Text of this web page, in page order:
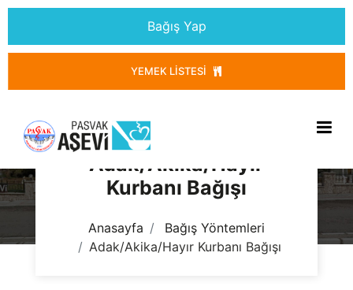
Bağış Yap
YEMEK LISTESI
Adak/Akika/Hayır
Kurbanı Bağışı
Anasayfa
Bağış Yöntemleri
Adak/Akika/Hayır Kurbanı Bağışı